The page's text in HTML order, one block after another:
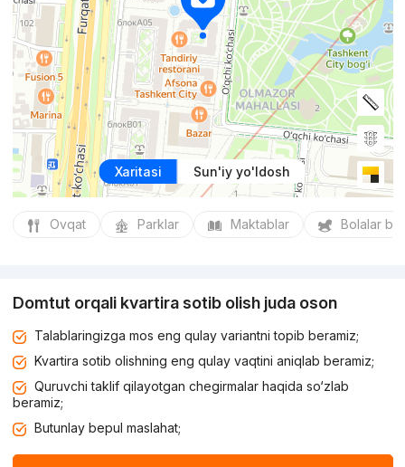
Xaritasi Sun'iy yo'ldosh
Ovqat Parklar Maktablar Bolalar
Domtut orqali kvartira sotib olish juda oson
Talablaringizga mos eng qulay variantni topib beramiz;
Kvartira sotib olishning eng qulay vaqtini aniqlab beramiz;
Quruvchi taklif qilayotgan chegirmalar haqida so‘zlab
beramiz;
Butunlay bepul maslahat;